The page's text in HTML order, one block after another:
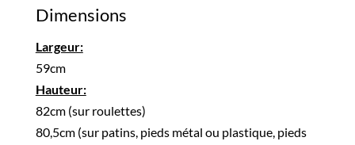
Dimensions
59cm
82cm (sur roulettes)
80,5cm (sur patins, pieds métal ou plastique, pieds